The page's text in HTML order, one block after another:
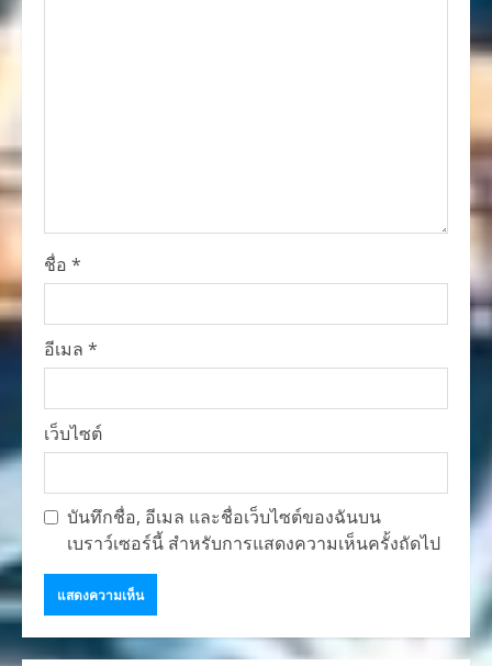
ชื่อ *
อีเมล *
เว็บไซต์
บันทึกชื่อ, อีเมล และชื่อเว็บไซต์ของฉันบน
เบราว์เซอร์นี้ สำหรับการแสดงความเห็นครั้งถัดไป